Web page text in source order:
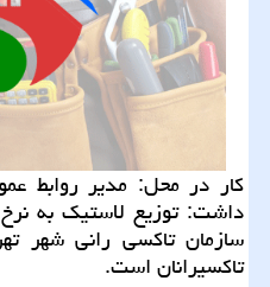
كار در محل: مدیر روابط
داشت: توزیع لاستیك به
سازمان تاكسی رانی شهر
تاكسیرانان است.